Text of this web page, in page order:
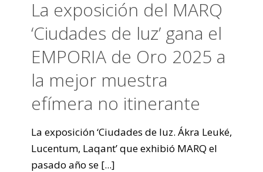
La exposición del MARQ
‘Ciudades de luz’ gana el
EMPORIA de Oro 2025 a
la mejor muestra
efímera no itinerante
La exposición ‘Ciudades de luz. Ákra Leuké,
Lucentum, Laqant’ que exhibió MARQ el
pasado año se [...]